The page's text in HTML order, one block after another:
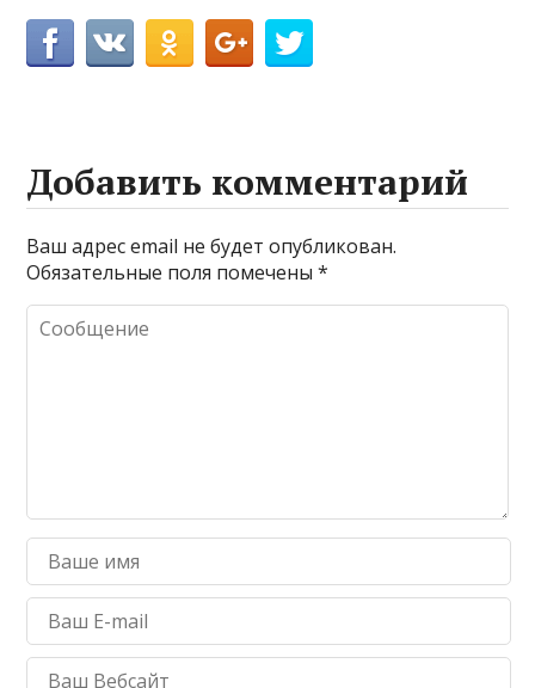
Добавить комментарий
Ваш адрес email не будет опубликован.
Обязательные поля помечены*